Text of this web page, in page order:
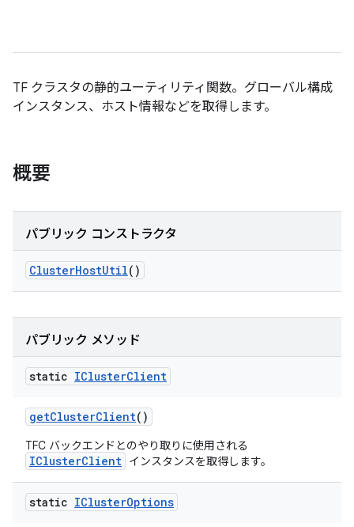
TF クラスタの静的ユーティリティ関数。グローバル構成
インスタンス、ホスト情報などを取得します。
概要
パブリック コンストラクタ
ClusterHostUtil()
パブリック メソッド
static IClusterClient
getClusterClient()
TFC バックエンドとのやり取りに使用される
IClusterClient インスタンスを取得します。
static IClusterOptions